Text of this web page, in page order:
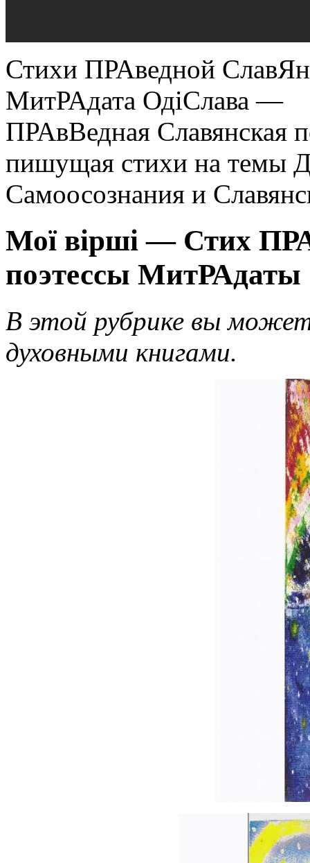
Стихи ПРАведной
МитРАдата ОдіСлава —
ПРАвВедная Славянская
пишущая стихи на темы
Самоосознания и
Мої вірші — Стих
поэтессы
В этой рубрике вы
духовными книгами.